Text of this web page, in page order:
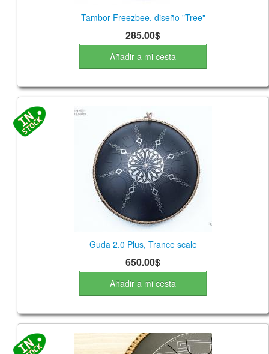
Tambor Freezbee, diseño "Tree"
285.00$
Añadir a mi cesta
Guda 2.0 Plus, Trance scale
650.00$
Añadir a mi cesta